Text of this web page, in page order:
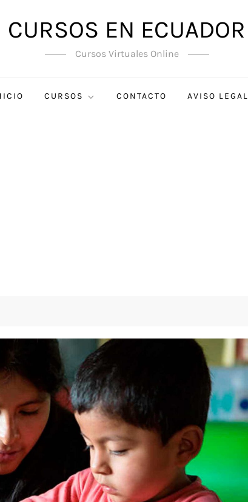
CURSOS EN ECUADOR
Cursos Virtuales Online
CURSOS CONTACTO AVISO LEGAL